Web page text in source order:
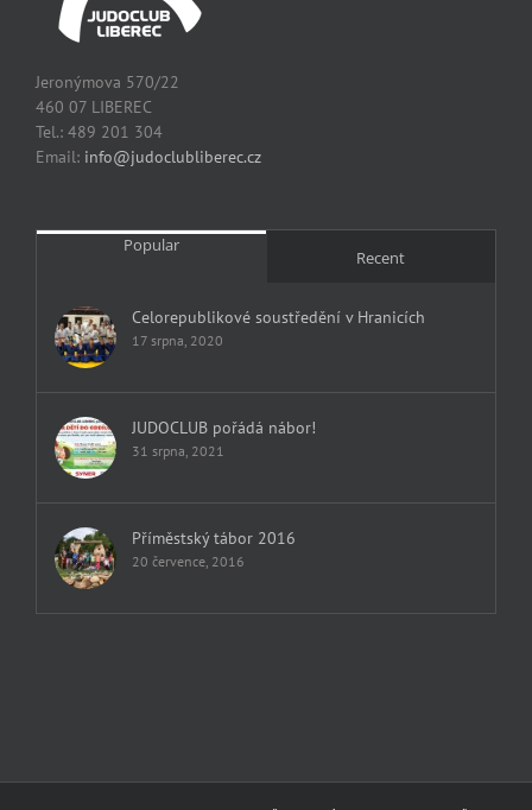
Jeronýmova 570/22
460 07 LIBEREC
Tel.: 489 201 304
Email: info@judoclubliberec.cz
Popular
Recent
Celorepublikové soustředění v Hranicích
17 srpna, 2020
JUDOCLUB pořádá nábor!
31 srpna, 2021
Příměstský tábor 2016
20 července, 2016